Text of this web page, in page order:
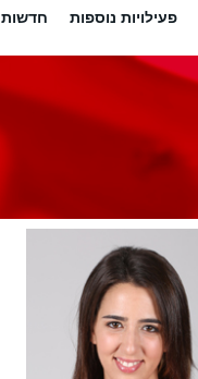
פעילויות נוספות חדשות